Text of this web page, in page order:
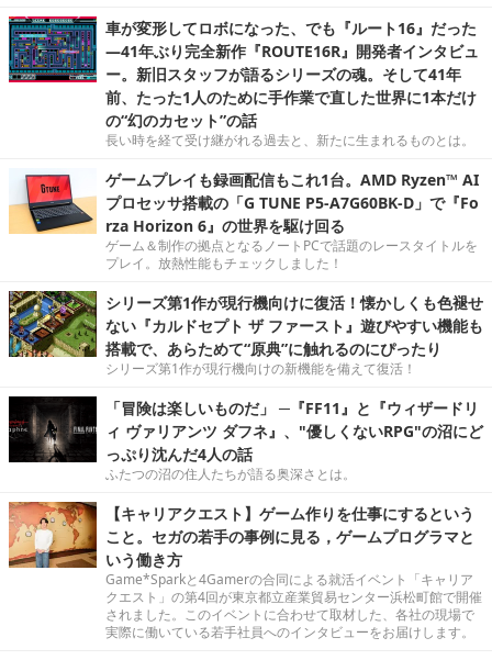
車が変形してロボになった、でも『ルート16』だった
―41年ぶり完全新作『ROUTE16R』開発者インタビュ
ー。新旧スタッフが語るシリーズの魂。そして41年
前、たった1人のために手作業で直した世界に1本だけ
の“幻のカセット”の話
長い時を経て受け継がれる過去と、新たに生まれるものとは。
ゲームプレイも録画配信もこれ1台。AMD Ryzen™ AI
プロセッサ搭載の「G TUNE P5-A7G60BK-D」で『Fo
rza Horizon 6』の世界を駆け回る
ゲーム＆制作の拠点となるノートPCで話題のレースタイトルを
プレイ。放熱性能もチェックしました！
シリーズ第1作が現行機向けに復活！懐かしくも色褪せ
ない『カルドセプト ザ ファースト』遊びやすい機能も
搭載で、あらためて“原典”に触れるのにぴったり
シリーズ第1作が現行機向けの新機能を備えて復活！
「冒険は楽しいものだ」 ─『FF11』と『ウィザードリ
ィ ヴァリアンツ ダフネ』、"優しくないRPG"の沼にど
っぷり沈んだ4人の話
ふたつの沼の住人たちが語る奥深さとは。
【キャリアクエスト】ゲーム作りを仕事にするという
こと。セガの若手の事例に見る，ゲームプログラマと
いう働き方
Game*Sparkと4Gamerの合同による就活イベント「キャリア
クエスト」の第4回が東京都立産業貿易センター浜松町館で開催
されました。このイベントに合わせて取材した、各社の現場で
実際に働いている若手社員へのインタビューをお届けします。